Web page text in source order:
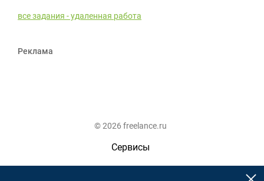
все задания - удаленная работа
Реклама
© 2026 freelance.ru
Сервисы
Помощь